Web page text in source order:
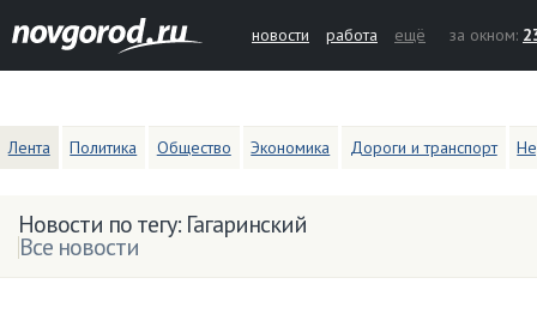
новости работа ещё за окном:
Лента Политика Общество Экономика Дороги и транспорт
Новости по тегу: Гагаринский
Все новости